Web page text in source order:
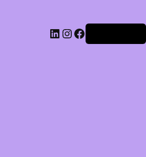
LinkedIn
Instagram
Facebook